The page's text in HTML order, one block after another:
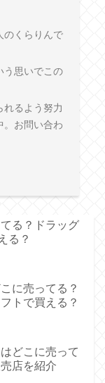
のくらりんで
う思いでこの
れるよう努力
。お問い合わ
る？ドラッグ
る？
に売ってる？
トで買える？
どこに売って
店を紹介